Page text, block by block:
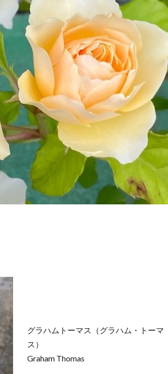
グラハムトーマス（グラハム・トーマ
ス）
Graham Thomas